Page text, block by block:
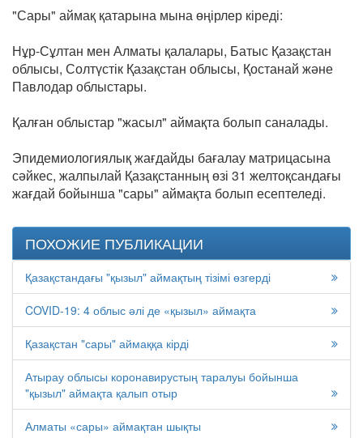
"Сары" аймақ қатарына мына өңірлер кіреді:
Нұр-Сұлтан мен Алматы қалалары, Батыс Қазақстан
облысы, Солтүстік Қазақстан облысы, Қостанай және
Павлодар облыстары.
Қалған облыстар "жасыл" аймақта болып саналады.
Эпидемиологиялық жағдайды бағалау матрицасына
сәйкес, жалпылай Қазақстанның өзі 31 желтоқсандағы
жағдай бойынша "сары" аймақта болып есептеледі.
ПОХОЖИЕ ПУБЛИКАЦИИ
Қазақстандағы "қызыл" аймақтың тізімі өзгерді
COVID-19: 4 облыс әлі де «қызыл» аймақта
Қазақстан "сары" аймаққа кірді
Атырау облысы коронавирустың таралуы бойынша
"қызыл" аймақта қалып отыр
Алматы «сары» аймақтан шықты